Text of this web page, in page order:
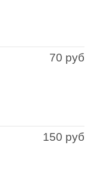
70 руб
150 руб